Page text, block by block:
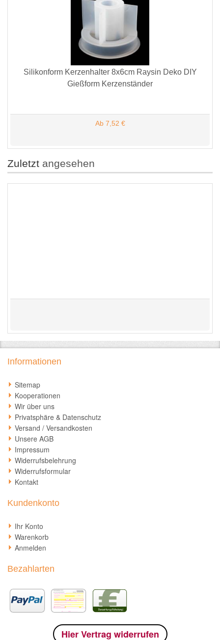
Silikonform Kerzenhalter 8x6cm Raysin Deko DIY
Gießform Kerzenständer
Ab 7,52 €
Zuletzt angesehen
Informationen
Sitemap
Kooperationen
Wir über uns
Privatsphäre & Datenschutz
Versand / Versandkosten
Unsere AGB
Impressum
Widerrufsbelehrung
Widerrufsformular
Kontakt
Kundenkonto
Ihr Konto
Warenkorb
Anmelden
Bezahlarten
Hier Vertrag widerrufen